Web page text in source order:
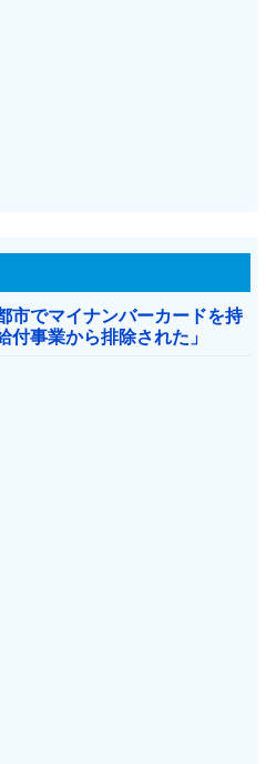
市でマイナンバーカードを持
付事業から排除された」